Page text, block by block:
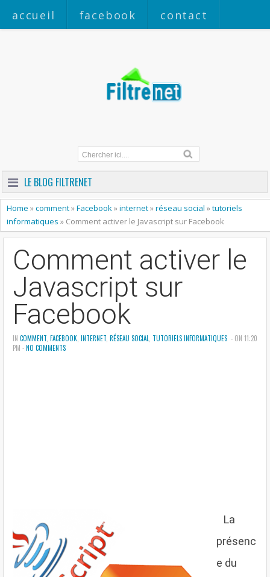
accueil facebook contact
LE BLOG FILTRENET
Home »comment»Facebook»internet»réseau social »tutoriels
informatiques » Comment activer le Javascript sur Facebook
Comment activer le
Javascript sur
Facebook
IN COMMENT FACEBOOK INTERNET RÉSEAU SOCIAL TUTORIELS INFORMATIQUES - ON 11:20
PM -NO COMMENTS
La
présenc
e du